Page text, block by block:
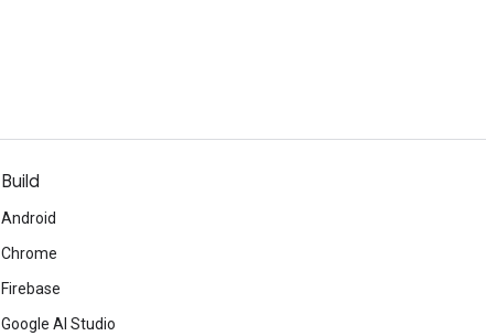
Build
Android
Chrome
Firebase
Google AI Studio